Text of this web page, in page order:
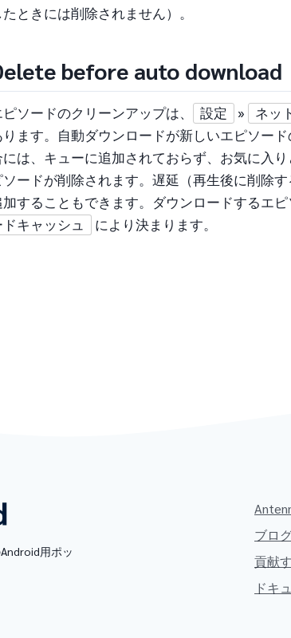
たときには削除されません）。
before auto download
ピソードのクリーンアップは、 設定 » ネッ
ります。自動ダウンロードが新しいエピソー
には、キューに追加されておらず、お気に入
ソードが削除されます。遅延（再生後に削除
加することもできます。ダウンロードするエ
ドキャッシュ
により決まります。
用ポッ
ブロ
貢献
ドキ